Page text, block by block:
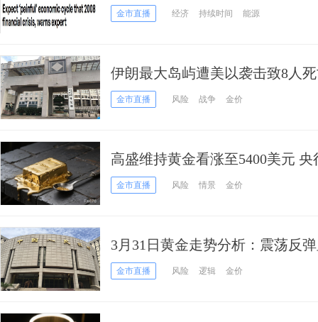
济周期
金市直播 经济 持续时间 能源
伊朗最大岛屿遭美以袭击致8人
测试4600关口：特朗普矛盾信号
金市直播 风险 战争 金价
高盛维持黄金看涨至5400美元
弹金市直播 风险 情景 金价
3月31日黄金走势分析：震荡反
局金市直播 风险 逻辑 金价